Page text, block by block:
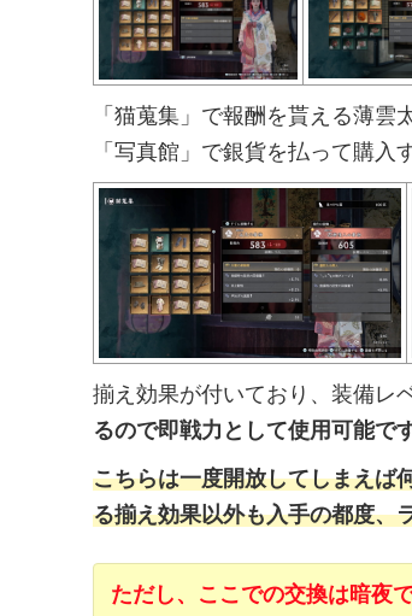
「猫蒐集」で報酬を貰える薄雲
「写真館」で銀貨を払って購入
揃え効果が付いており、装備レ
るので即戦力として使用可能です
こちらは一度開放してしまえば
る揃え効果以外も入手の都度、
ただし、ここでの交換は暗夜